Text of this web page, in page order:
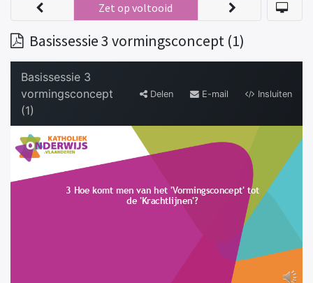
Basissessie 3 vormingsconcept (1)
Zet op voltooid